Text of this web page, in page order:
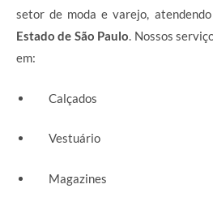
setor de moda e varejo, atendendo
Estado de São Paulo. Nossos
em:
Calçados
Vestuário
Magazines